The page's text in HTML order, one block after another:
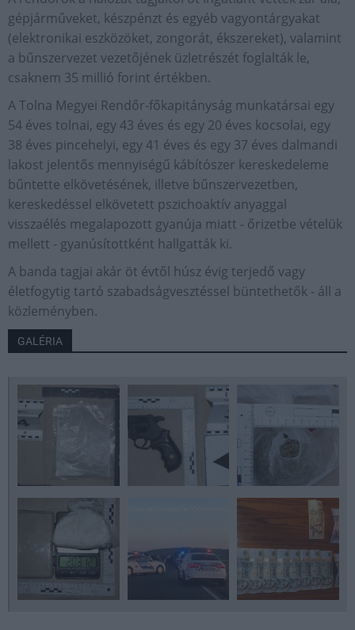
gépjárműveket, készpénzt és egyéb vagyontárgyakat
(elektronikai eszközöket, zongorát, ékszereket), valamint
a bűnszervezet vezetőjének üzletrészét foglalták le,
csaknem 35 millió forint értékben.
A Tolna Megyei Rendőr-főkapitányság munkatársai egy
54 éves tolnai, egy 43 éves és egy 20 éves kocsolai, egy
38 éves pincehelyi, egy 41 éves és egy 37 éves dalmandi
lakost jelentős mennyiségű kábítószer kereskedeleme
bűntette elkövetésének, illetve bűnszervezetben,
kereskedéssel elkövetett pszichoaktív anyaggal
visszaélés megalapozott gyanúja miatt - őrizetbe vételük
mellett - gyanúsítottként hallgatták ki.
A banda tagjai akár öt évtől húsz évig terjedő vagy
életfogytig tartó szabadságvesztéssel büntethetők - áll a
közleményben.
GALÉRIA